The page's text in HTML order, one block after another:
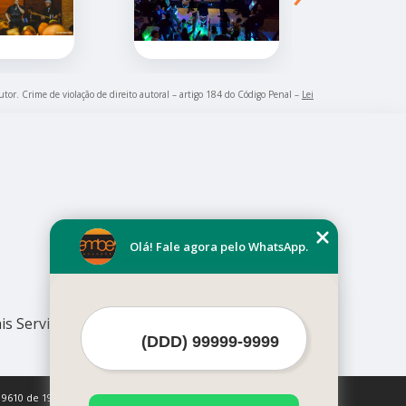
Crime de violação de direito autoral – artigo 184 do Código Penal – Lei
Serviços
de 19/02/1998)
Olá! Fale agora pelo WhatsApp.